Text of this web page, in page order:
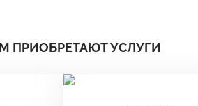
ПРИОБРЕТАЮТ УСЛУГИ